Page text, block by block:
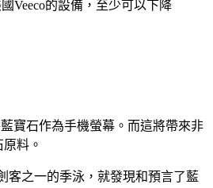
Veeco的設備，至少可以下降
寶石作為手機螢幕。而這將帶來非
料。
客之一的季泳，就發現和預言了藍